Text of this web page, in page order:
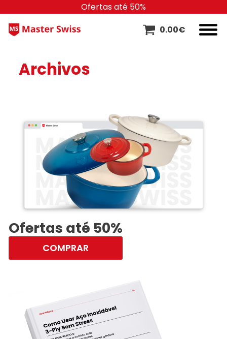
Ofertas até 50%
0.00€
Archivos
Ofertas até 50%
COMPRAR